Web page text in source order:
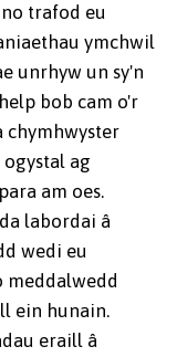
trafod eu
ymchwil
unrhyw un sy'n
bob cam o'r
chymhwyster
ag
am oes.
labordai â
wedi eu
meddalwedd
ein hunain.
eraill â